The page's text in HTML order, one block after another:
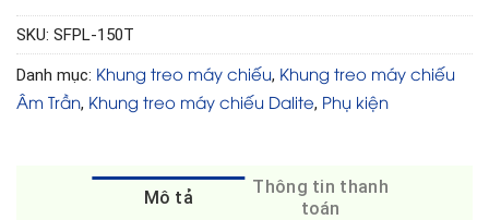
SKU: SFPL-150T
Danh mục: Khung treo máy chiếu, Khung treo máy chiếu
Âm Trần, Khung treo máy chiếu Dalite, Phụ kiện
Mô tả
Thông tin thanh
toán